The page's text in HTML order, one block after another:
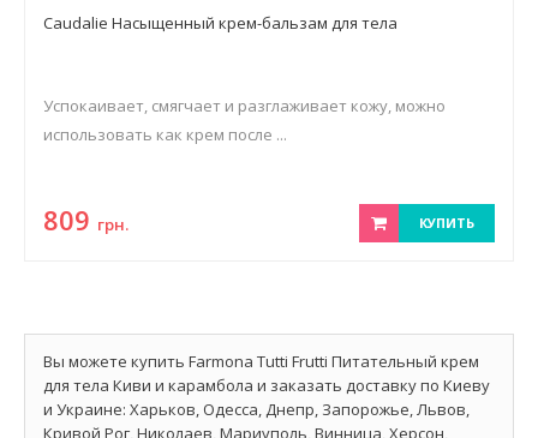
Caudalie Насыщенный крем-бальзам для тела
Успокаивает, смягчает и разглаживает кожу, можно
использовать как крем после ...
809 грн. КУПИТЬ
Вы можете купить Farmona Tutti Frutti Питательный крем
для тела Киви и карамбола и заказать доставку по Киеву
и Украине: Харьков, Одесса, Днепр, Запорожье, Львов,
Кривой Рог, Николаев, Мариуполь, Винница, Херсон,